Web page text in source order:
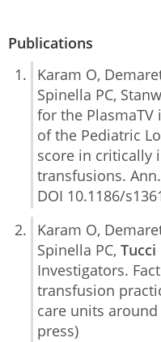
Publications
Karam O,
Spinella PC,
for the
of the Pediatric
score in critically
transfusions.
DOI 10.1186/
Karam O,
Spinella PC, Tucci
Investigators.
transfusion
care units around
press)